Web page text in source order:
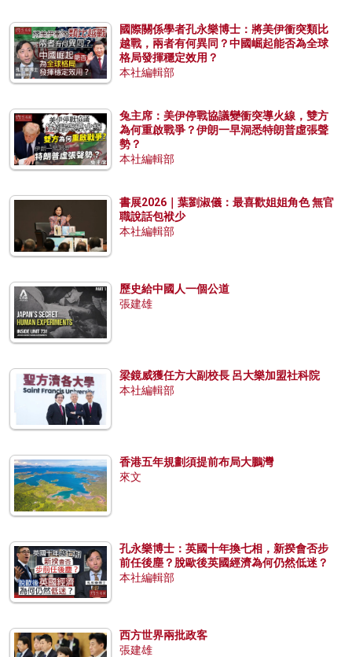
國際關係學者孔永樂博士：將美伊衝突類比
越戰，兩者有何異同？中國崛起能否為全球
格局發揮穩定效用？
本社編輯部
兔主席：美伊停戰協議變衝突導火線，雙方
為何重啟戰爭？伊朗一早洞悉特朗普虛張聲
勢？
本社編輯部
書展2026｜葉劉淑儀：最喜歡姐姐角色 無官
職說話包袱少
本社編輯部
歷史給中國人一個公道
張建雄
梁鏡威獲任方大副校長 呂大樂加盟社科院
本社編輯部
香港五年規劃須提前布局大鵬灣
來文
孔永樂博士：英國十年換七相，新揆會否步
前任後塵？脫歐後英國經濟為何仍然低迷？
本社編輯部
西方世界兩批政客
張建雄